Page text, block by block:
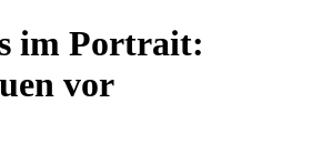
im Portrait:
vor